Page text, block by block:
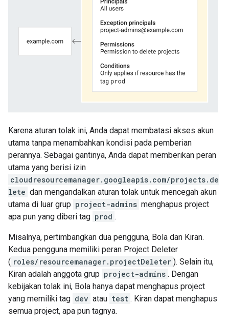
Karena aturan tolak ini, Anda dapat membatasi akses akun
utama tanpa menambahkan kondisi pada pemberian
perannya. Sebagai gantinya, Anda dapat memberikan peran
utama yang berisi izin
cloudresourcemanager.googleapis.com/projects.de
lete dan mengandalkan aturan tolak untuk mencegah akun
utama di luar grup project-admins menghapus project
apa pun yang diberi tag prod .
Misalnya, pertimbangkan dua pengguna, Bola dan Kiran.
Kedua pengguna memiliki peran Project Deleter
( roles/resourcemanager.projectDeleter ). Selain itu,
Kiran adalah anggota grup project-admins . Dengan
kebijakan tolak ini, Bola hanya dapat menghapus project
yang memiliki tag dev atau test . Kiran dapat menghapus
semua project, apa pun tagnya.